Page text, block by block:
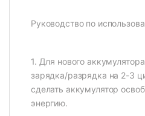
Руководство по
1. Для нового
зарядка/разрядка на 2-3
сделать аккумулятор
энергию.